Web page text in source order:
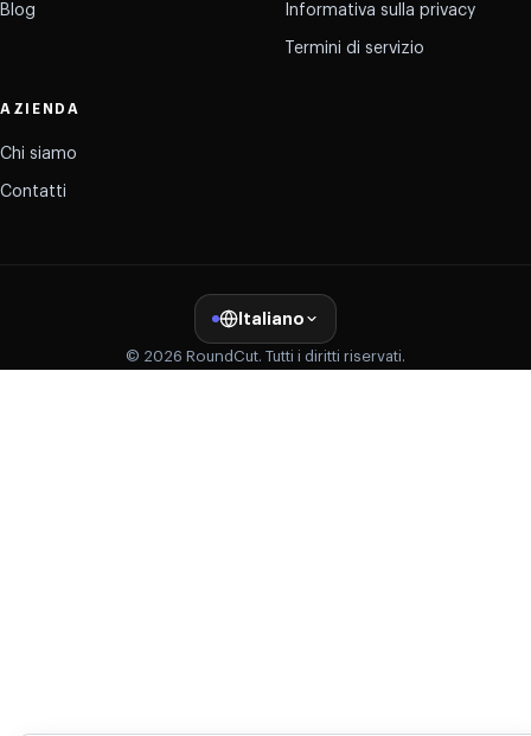
Blog Informativa sulla privacy
Termini di servizio
AZIENDA
Chi siamo
Contatti
Italiano
© 2026 RoundCut. Tutti i diritti riservati.